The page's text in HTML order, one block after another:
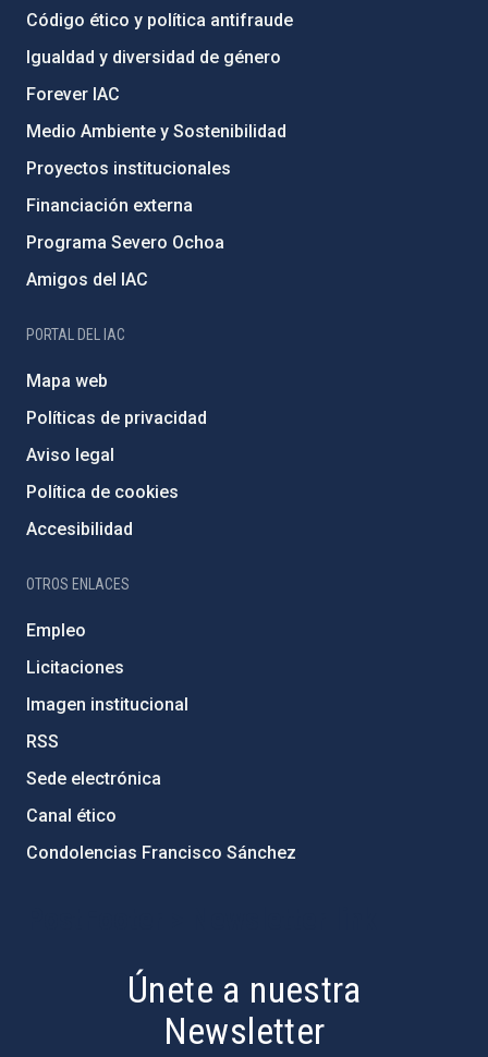
Código ético y política antifraude
Igualdad y diversidad de género
Forever IAC
Medio Ambiente y Sostenibilidad
Proyectos institucionales
Financiación externa
Programa Severo Ochoa
Amigos del IAC
PORTAL DEL IAC
Mapa web
Políticas de privacidad
Aviso legal
Política de cookies
Accesibilidad
OTROS ENLACES
Empleo
Licitaciones
Imagen institucional
RSS
Sede electrónica
Canal ético
Condolencias Francisco Sánchez
Únete a nuestra
Newsletter